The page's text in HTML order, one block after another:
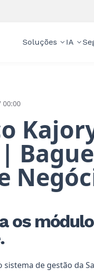
Soluções IA
00:00
os
de gestão da